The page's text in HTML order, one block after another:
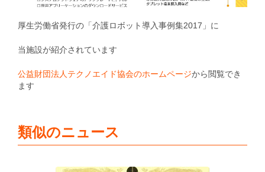
厚生労働省発行の「介護ロボット導入事例集2017」に
当施設が紹介されています
公益財団法人テクノエイド協会のホームページから閲覧でき
ます
類似のニュース